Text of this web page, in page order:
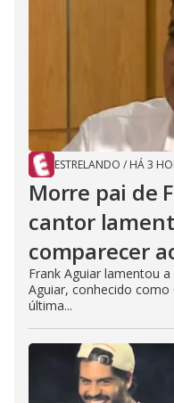
ESTRELANDO / HÁ 3
Morre pai de
cantor
comparecer
Frank Aguiar lamentou
Aguiar, conhecido
última...